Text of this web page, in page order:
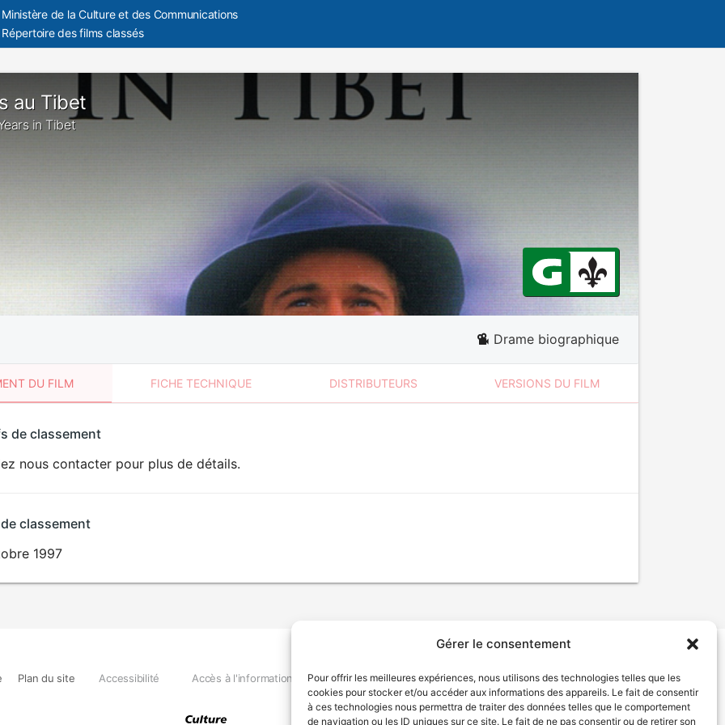
Gérer le consentement
Pour offrir les meilleures expériences, nous utilisons des technologies telles que les
cookies pour stocker et/ou accéder aux informations des appareils. Le fait de consentir
à ces technologies nous permettra de traiter des données telles que le comportement
de navigation ou les ID uniques sur ce site. Le fait de ne pas consentir ou de retirer son
Ministère de la Culture et des Communications
Répertoire des films classés
au Tibet
in Tibet
Drame biographique
DU FILM FICHE TECHNIQUE DISTRIBUTEURS VERSIONS DU FILM
de classement
nous contacter pour plus de détails.
classement
1997
Plan du site Accessibilité Accès à l'information Déclaration de services Politique de confidentialité